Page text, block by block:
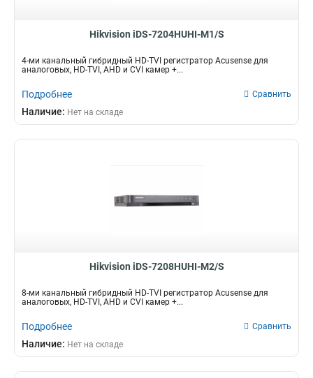
Hikvision iDS-7204HUHI-M1/S
4-ми канальный гибридный HD-TVI регистратор Acusense для
аналоговых, HD-TVI, AHD и CVI камер +...
Подробнее Сравнить
Наличие: Нет на складе
Hikvision iDS-7208HUHI-M2/S
8-ми канальный гибридный HD-TVI регистратор Acusense для
аналоговых, HD-TVI, AHD и CVI камер +...
Подробнее Сравнить
Наличие: Нет на складе